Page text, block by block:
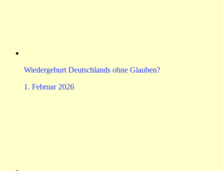
Wiedergeburt Deutschlands ohne Glauben?
1. Februar 2026